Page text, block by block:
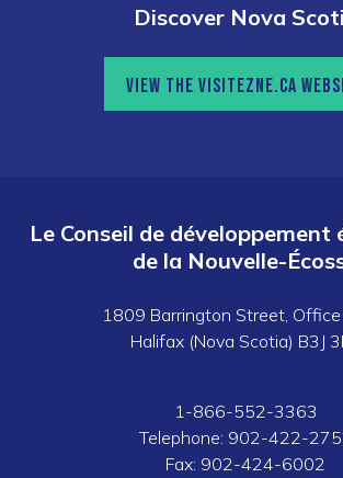
Discover Nova
VIEW THE VISITEZNE.CA
Le Conseil de développement
de la Nouvelle-
1809 Barrington Street,
Halifax (Nova Scotia) B3J
1-866-552-3363
Telephone: 902-422-
Fax: 902-424-6002